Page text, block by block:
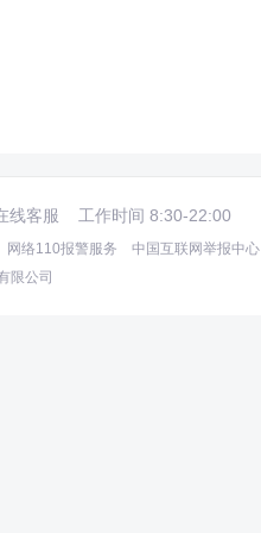
线客服 工作时间 8:30-22:00
网络110报警服务 中国互联网举报中心
限公司